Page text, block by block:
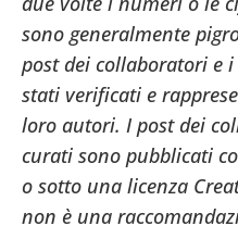
sono generalmente
post dei collaboratori e
stati verificati e
loro autori. I post dei
curati sono pubblicati
o sotto una licenza
non è una